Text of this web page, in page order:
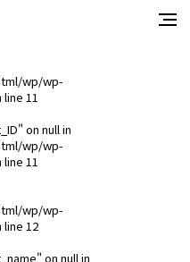
wp/wp-
line 11
on null in
wp/wp-
line 11
wp/wp-
line 12
on null in